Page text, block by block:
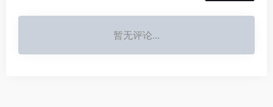
暂无评论...